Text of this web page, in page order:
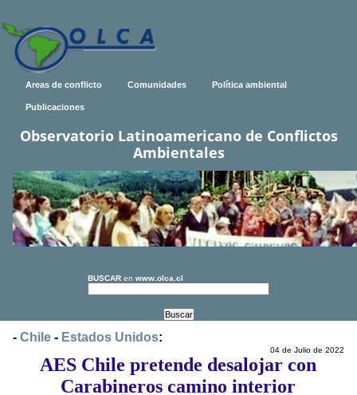
Areas de conflicto Comunidades Política ambiental
Publicaciones
Observatorio Latinoamericano de Conflictos
Ambientales
BUSCAR en www.olca.cl
- Chile - Estados Unidos:
04 de Julio de 2022
AES Chile pretende desalojar con
Carabineros camino interior